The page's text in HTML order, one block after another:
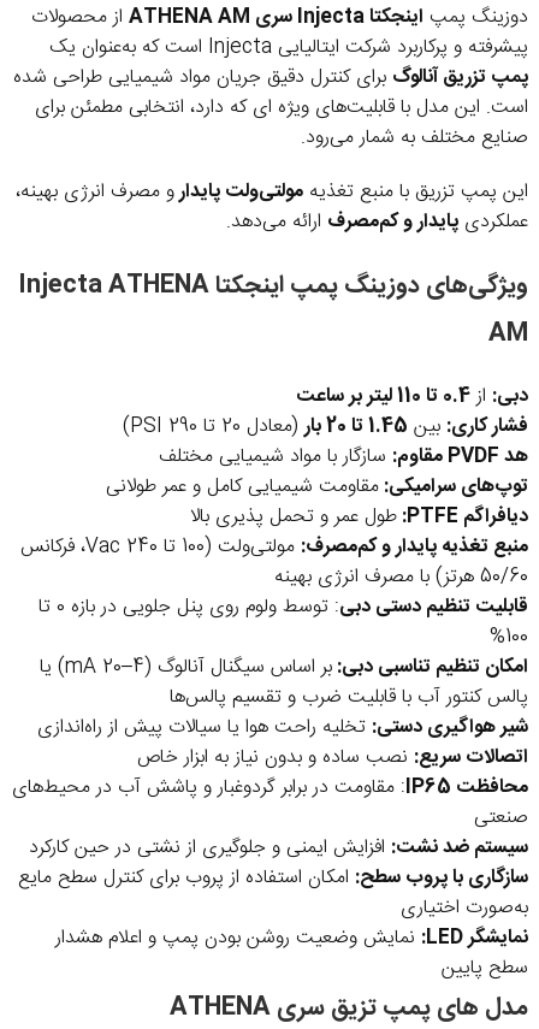
دوزینگ پمپ اینجکتا Injecta سری ATHENA AM
از محصولات
پیشرفته و پرکاربرد شرکت ایتالیایی Injecta است که به‌عنوان یک
پمپ تزریق آنالوگ برای کنترل دقیق جریان مواد شیمیایی طراحی شده
است. این مدل با قابلیت‌های ویژه ای که دارد، انتخابی مطمئن برای
صنایع مختلف به شمار می‌رود.
این پمپ تزریق با منبع تغذیه مولتی‌ولت پایدارو مصرف انرژی بهینه،
عملکردی پایدار و کم‌مصرف ارائه می‌دهد.
ویژگی‌های دوزینگ پمپ اینجکتا Injecta ATHENA
AM
دبی: از0.4 تا 110 لیتر بر ساعت
فشار کاری: بین 1.45 تا 20 بار
(معادل 20 تا 290 PSI)
هد PVDF مقاوم:
سازگار با مواد شیمیایی مختلف
توپ‌های سرامیکی:مقاومت شیمیایی کامل و عمر طولانی
دیافراگم PTFE:
طول عمر و تحمل پذیری بالا
منبع تغذیه پایدار و کم‌مصرف:
مولتی‌ولت (100 تا 240 Vac، فرکانس
50/60 هرتز) با مصرف انرژی بهینه
قابلیت تنظیم دستی دبی
: توسط ولوم روی پنل جلویی در بازه 0 تا
100%
امکان تنظیم تناسبی دبی:
بر اساس سیگنال آنالوگ (4–20 mA) یا
پالس کنتور آب با قابلیت ضرب و تقسیم پالس‌ها
شیر هواگیری دستی: تخلیه راحت هوا یا سیالات پیش از راه‌اندازی
اتصالات سریع: نصب ساده و بدون نیاز به ابزار خاص
محافظت IP65
: مقاومت در برابر گردوغبار و پاشش آب در محیط‌های
صنعتی
سیستم ضد نشت: افزایش ایمنی و جلوگیری از نشتی در حین کارکرد
سازگاری با پروب سطح: امکان استفاده از پروب برای کنترل سطح مایع
به‌صورت اختیاری
نمایشگر LED:
نمایش وضعیت روشن بودن پمپ و اعلام هشدار
سطح پایین
مدل های پمپ تزیق سری ATHENA